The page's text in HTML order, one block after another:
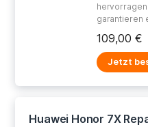
garantieren
Ihres
109,00 €
Jetzt
Huawei Honor 7X